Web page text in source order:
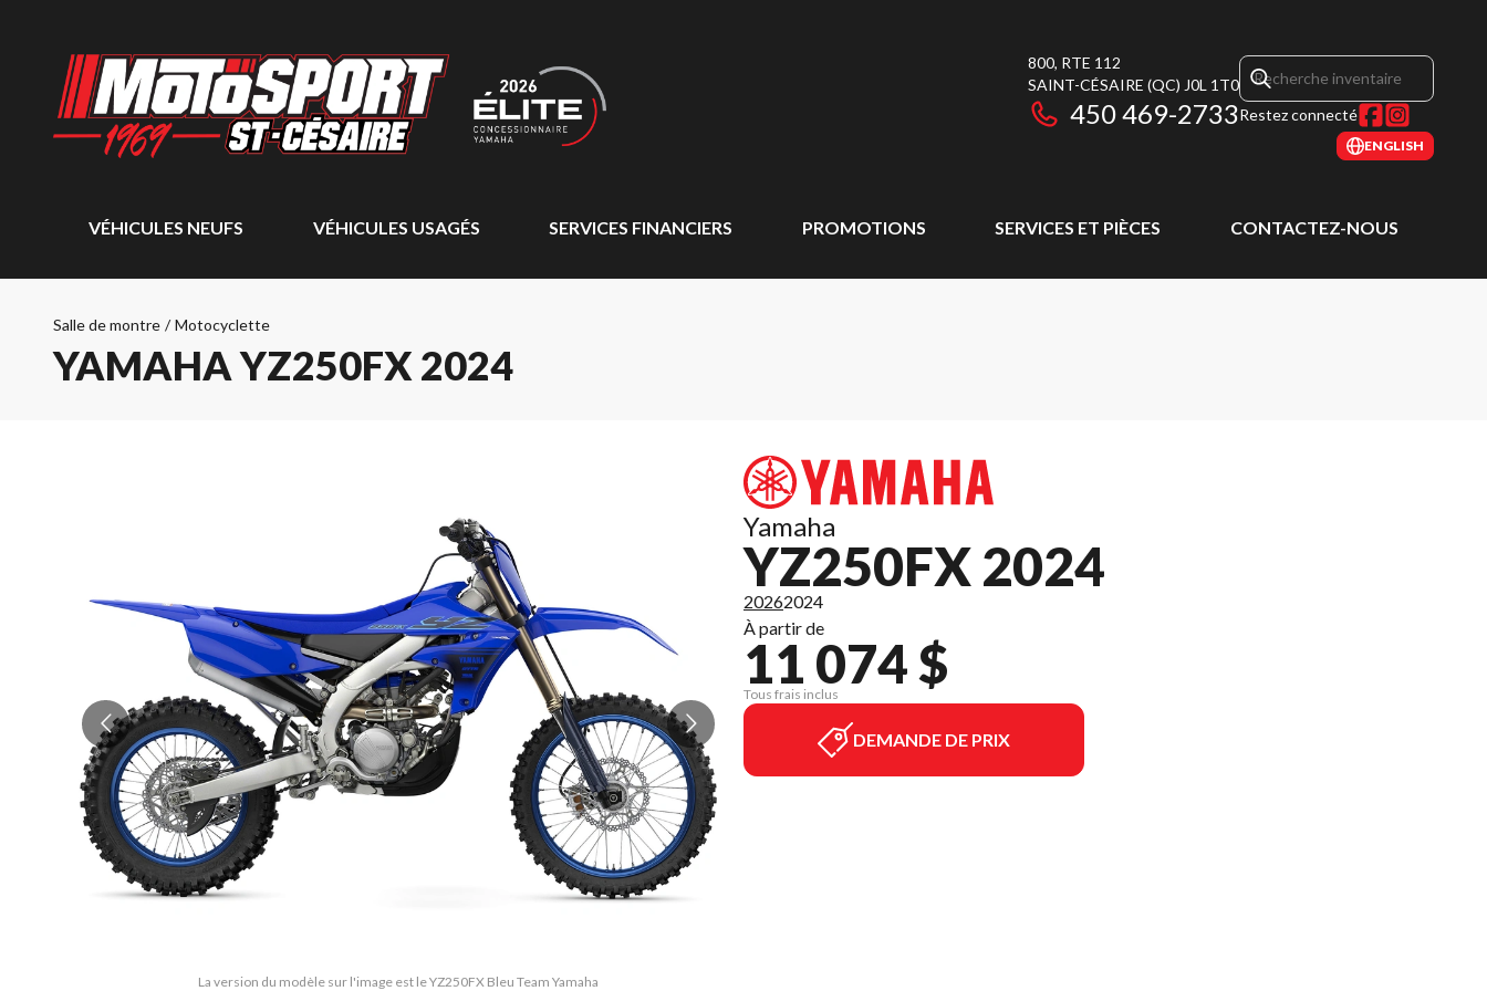
800, RTE 112
SAINT-CÉSAIRE (QC) J0L 1T0
450 469-2733Restez connecté
ENGLISH
VÉHICULES NEUFS VÉHICULES USAGÉS SERVICES FINANCIERS PROMOTIONS SERVICES ET PIÈCES CONTACTEZ-NOUS
Salle de montre / Motocyclette
YAMAHA YZ250FX 2024
La version du modèle sur l'image est le YZ250FX Bleu Team Yamaha
Yamaha
YZ250FX 2024
20262024
À partir de
11 074 $
Tous frais inclus
DEMANDE DE PRIX